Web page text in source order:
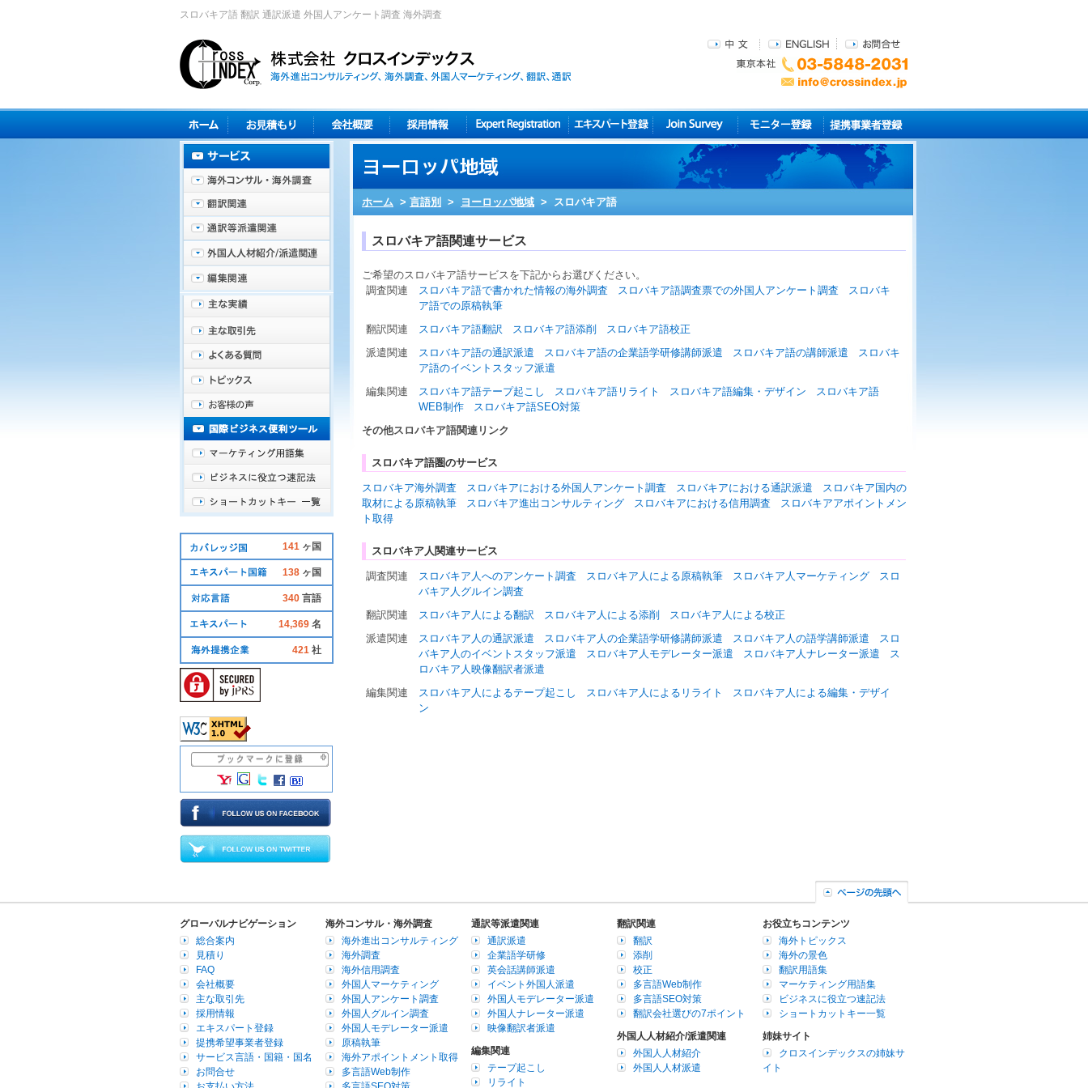
スロバキア語 翻訳 通訳派遣 外国人アンケート調査 海外調査
ホーム > 言語別 > ヨーロッパ地域 > スロバキア語
スロバキア語関連サービス
ご希望のスロバキア語サービスを下記からお選びください。
調査関連
スロバキア語で書かれた情報の海外調査 スロバキア語調査票での外国人アンケート調査
スロバキ
ア語での原稿執筆
翻訳関連
スロバキア語翻訳 スロバキア語添削
スロバキア語校正
派遣関連
スロバキア語の通訳派遣 スロバキア語の企業語学研修講師派遣 スロバキア語の講師派遣
スロバキ
ア語のイベントスタッフ派遣
編集関連
スロバキア語テープ起こし スロバキア語リライト スロバキア語編集・デザイン
スロバキア語
WEB制作
スロバキア語SEO対策
その他スロバキア語関連リンク
スロバキア語圏のサービス
スロバキア海外調査 スロバキアにおける外国人アンケート調査 スロバキアにおける通訳派遣
スロバキア国内の
取材による原稿執筆
スロバキア進出コンサルティング スロバキアにおける信用調査
スロバキアアポイントメン
ト取得
スロバキア人関連サービス
調査関連 スロバキア人へのアンケート調査 スロバキア人による原稿執筆 スロバキア人マーケティング
スロ
バキア人グルイン調査
翻訳関連
スロバキア人による翻訳 スロバキア人による添削
スロバキア人による校正
派遣関連
スロバキア人の通訳派遣 スロバキア人の企業語学研修講師派遣 スロバキア人の語学講師派遣
スロ
バキア人のイベントスタッフ派遣
スロバキア人モデレーター派遣 スロバキア人ナレーター派遣
ス
ロバキア人映像翻訳者派遣
編集関連
スロバキア人によるテープ起こし スロバキア人によるリライト
スロバキア人による編集・デザイ
ン
141 ヶ国
138 ヶ国
340 言語
14,369 名
421 社
グローバルナビゲーション
総合案内
見積り
FAQ
会社概要
主な取引先
採用情報
エキスパート登録
提携希望事業者登録
サービス言語・国籍・国名
お問合せ
海外コンサル・海外調査
海外進出コンサルティング
海外調査
海外信用調査
外国人マーケティング
外国人アンケート調査
外国人グルイン調査
外国人モデレーター派遣
原稿執筆
海外アポイントメント取得
多言語Web制作
通訳等派遣関連
通訳派遣
企業語学研修
英会話講師派遣
イベント外国人派遣
外国人モデレーター派遣
外国人ナレーター派遣
映像翻訳者派遣
編集関連
テープ起こし
リライト
翻訳関連
翻訳
添削
校正
多言語Web制作
多言語SEO対策
翻訳会社選びの7ポイント
外国人人材紹介/派遣関連
外国人人材紹介
外国人人材派遣
お役立ちコンテンツ
海外トピックス
海外の景色
翻訳用語集
マーケティング用語集
ビジネスに役立つ速記法
ショートカットキー一覧
姉妹サイト
クロスインデックスの姉妹サ
イト